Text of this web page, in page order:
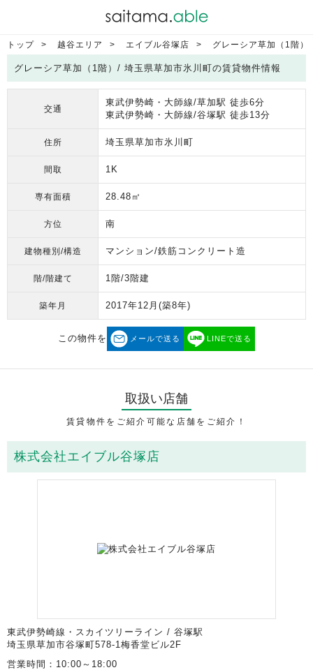
トップ 越谷エリア エイブル谷塚店 グレーシア草加（1階）
グレーシア草加（1階）/ 埼玉県草加市氷川町の賃貸物件情報
交通
東武伊勢崎・大師線/草加駅 徒歩6分
東武伊勢崎・大師線/谷塚駅 徒歩13分
住所 埼玉県草加市氷川町
間取 1K
専有面積 28.48㎡
方位 南
建物種別/構造 マンション/鉄筋コンクリート造
階/階建て 1階/3階建
築年月 2017年12月 (築8年)
この物件を メールで送る LINEで送る
取扱い店舗
賃貸物件をご紹介可能な店舗をご紹介！
株式会社エイブル谷塚店
東武伊勢崎線・スカイツリーライン / 谷塚駅
埼玉県草加市谷塚町578-1梅香堂ビル2F
営業時間：10:00～18:00